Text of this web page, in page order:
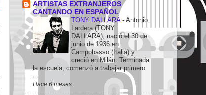
ARTISTAS EXTRANJEROS
CANTANDO EN ESPAÑOL
TONY DALLARA - Antonio
Lardera (TONY
DALLARA), nació el 30 de
junio de 1936 en
Campobasso (Italia) y
creció en Milán. Terminada
la escuela, comenzó a trabajar primero
...
Hace 6 meses